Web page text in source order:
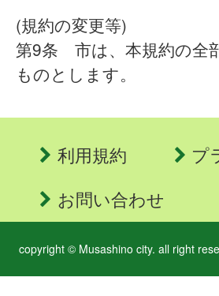
(規約の変更等)
第9条 市は、本規約の全
ものとします。
利用規約
プ
お問い合わせ
copyright © Musashino city. all right